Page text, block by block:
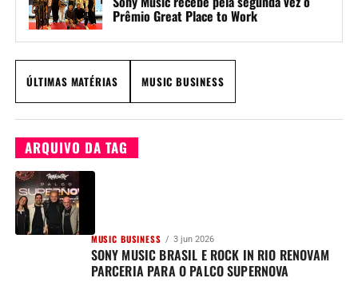
Prêmio Great Place to Work
ÚLTIMAS MATÉRIAS MUSIC BUSINESS
ARQUIVO DA TAG
MUSIC BUSINESS 3 jun 2026
SONY MUSIC BRASIL E ROCK IN RIO RENOVAM
PARCERIA PARA O PALCO SUPERNOVA